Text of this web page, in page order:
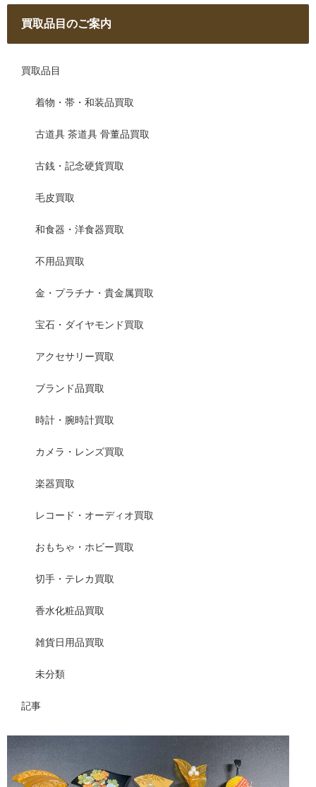
買取品目のご案内
買取品目
着物・帯・和装品買取
古道具 茶道具 骨董品買取
古銭・記念硬貨買取
毛皮買取
和食器・洋食器買取
不用品買取
金・プラチナ・貴金属買取
宝石・ダイヤモンド買取
アクセサリー買取
ブランド品買取
時計・腕時計買取
カメラ・レンズ買取
楽器買取
レコード・オーディオ買取
おもちゃ・ホビー買取
切手・テレカ買取
香水化粧品買取
雑貨日用品買取
未分類
記事